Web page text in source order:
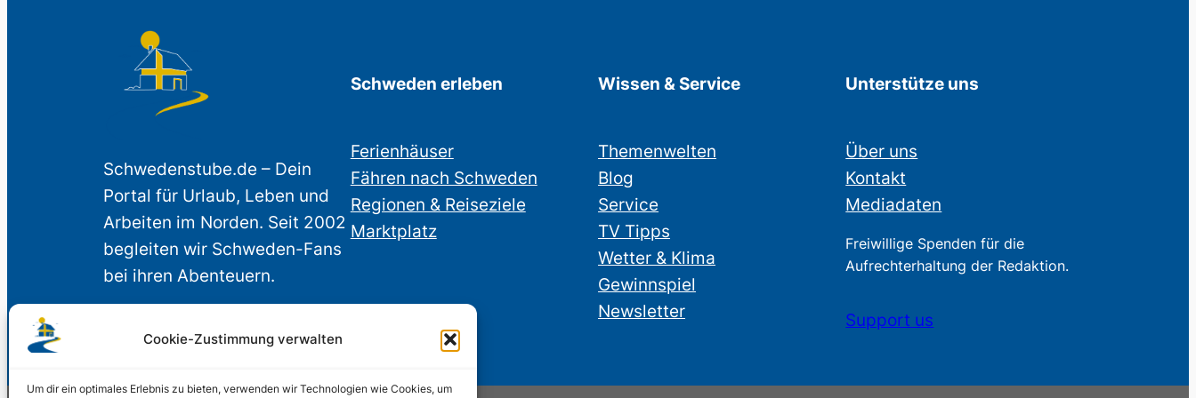
Cookie-Zustimmung verwalten
Um dir ein optimales Erlebnis zu bieten, verwenden wir Technologien wie Cookies, um
Schwedenstube.de – Dein
Portal für Urlaub, Leben und
Arbeiten im Norden. Seit 2002
begleiten wir Schweden-Fans
bei ihren Abenteuern.
Schweden erleben
Ferienhäuser
Fähren nach Schweden
Regionen & Reiseziele
Marktplatz
Wissen & Service
Themenwelten
Blog
Service
TV Tipps
Wetter & Klima
Gewinnspiel
Newsletter
Unterstütze uns
Über uns
Kontakt
Mediadaten
Freiwillige Spenden für die
Aufrechterhaltung der Redaktion.
Support us